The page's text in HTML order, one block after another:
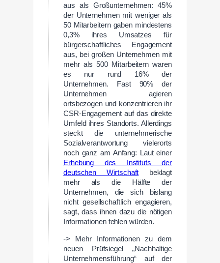
aus als Großunternehmen: 45%
der Unternehmen mit weniger als
50 Mitarbeitern gaben mindestens
0,3% ihres Umsatzes für
bürgerschaftliches Engagement
aus, bei großen Unternehmen mit
mehr als 500 Mitarbeitern waren
es nur rund 16% der
Unternehmen. Fast 90% der
Unternehmen agieren
ortsbezogen und konzentrieren ihr
CSR-Engagement auf das direkte
Umfeld ihres Standorts. Allerdings
steckt die unternehmerische
Sozialverantwortung vielerorts
noch ganz am Anfang: Laut einer
Erhebung des Instituts der
deutschen Wirtschaft beklagt
mehr als die Hälfte der
Unternehmen, die sich bislang
nicht gesellschaftlich engagieren,
sagt, dass ihnen dazu die nötigen
Informationen fehlen würden.
-> Mehr Informationen zu dem
neuen Prüfsiegel „Nachhaltige
Unternehmensführung“ auf der